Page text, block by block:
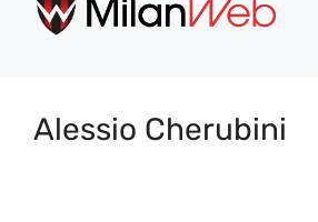
contenuto
Alessio Cherubini